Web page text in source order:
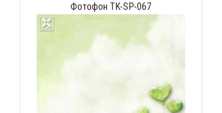
Фотофон TK-SP-067